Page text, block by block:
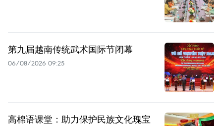
第九届越南传统武术国际节闭幕
06/08/2026 09:25
高棉语课堂：助力保护民族文化瑰宝